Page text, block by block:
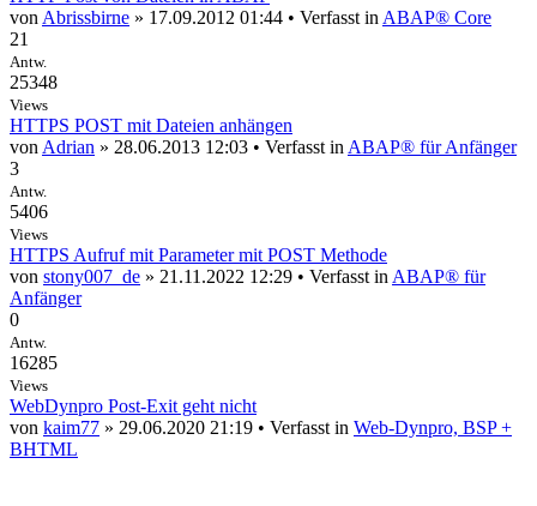
von Abrissbirne » 17.09.2012 01:44 • Verfasst in ABAP® Core
21
Antw.
25348
Views
HTTPS POST mit Dateien anhängen
von Adrian » 28.06.2013 12:03 • Verfasst in ABAP® für Anfänger
3
Antw.
5406
Views
HTTPS Aufruf mit Parameter mit POST Methode
von stony007_de » 21.11.2022 12:29 • Verfasst in ABAP® für
Anfänger
0
Antw.
16285
Views
WebDynpro Post-Exit geht nicht
von kaim77 » 29.06.2020 21:19 • Verfasst in Web-Dynpro, BSP +
BHTML